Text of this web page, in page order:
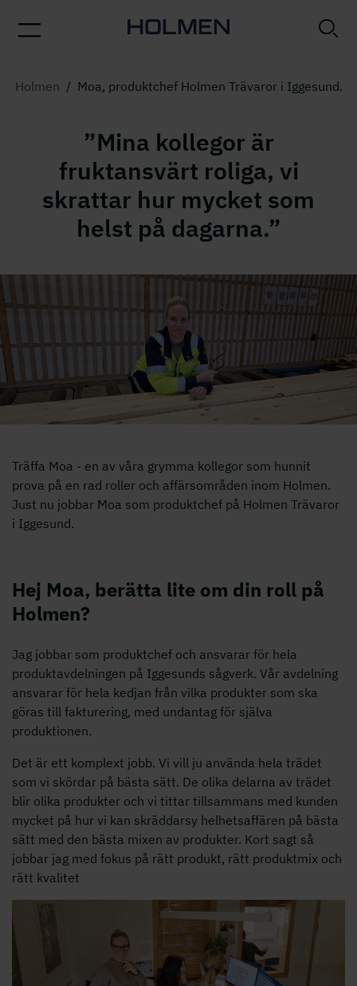
Holmen / Moa, produktchef Holmen Trävaror i Iggesund.
”Mina kollegor är
fruktansvärt roliga, vi
skrattar hur mycket som
helst på dagarna.”
Träffa Moa - en av våra grymma kollegor som hunnit
prova på en rad roller och affärsområden inom Holmen.
Just nu jobbar Moa som produktchef på Holmen Trävaror
i Iggesund.
Hej Moa, berätta lite om din roll på
Holmen?
Jag jobbar som produktchef och ansvarar för hela
produktavdelningen på Iggesunds sågverk. Vår avdelning
ansvarar för hela kedjan från vilka produkter som ska
göras till fakturering, med undantag för själva
produktionen.
Det är ett komplext jobb. Vi vill ju använda hela trädet
som vi skördar på bästa sätt. De olika delarna av trädet
blir olika produkter och vi tittar tillsammans med kunden
mycket på hur vi kan skräddarsy helhetsaffären på bästa
sätt med den bästa mixen av produkter. Kort sagt så
jobbar jag med fokus på rätt produkt, rätt produktmix och
rätt kvalitet